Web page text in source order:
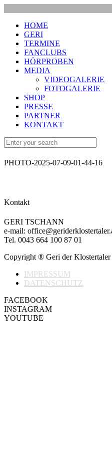
HOME
GERI
TERMINE
FANCLUBS
HÖRPROBEN
MEDIA
VIDEOGALERIE
FOTOGALERIE
SHOP
PRESSE
PARTNER
KONTAKT
PHOTO-2025-07-09-01-44-16
Kontakt
GERI TSCHANN
e-mail:
Tel. 0043 664 100 87 01
Copyright ® Geri der Klostertaler
IMPRESSUM
DATENSCHUTZ
FACEBOOK
INSTAGRAM
YOUTUBE